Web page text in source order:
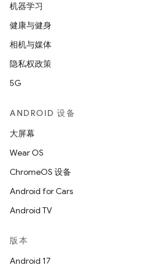
机器学习
健康与健身
相机与媒体
隐私权政策
5G
ANDROID 设备
大屏幕
Wear OS
ChromeOS 设备
Android for Cars
Android TV
版本
Android 17